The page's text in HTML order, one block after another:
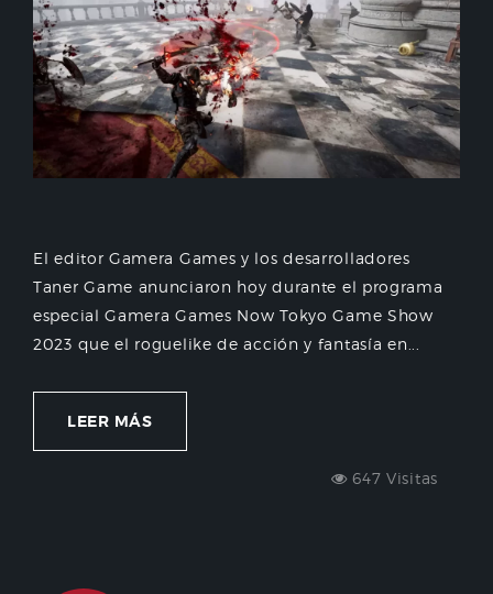
El editor Gamera Games y los desarrolladores
Taner Game anunciaron hoy durante el programa
especial Gamera Games Now Tokyo Game Show
2023 que el roguelike de acción y fantasía en...
LEER MÁS
647 Visitas